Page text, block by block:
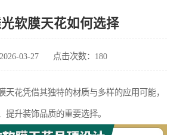
软膜天花如何选择
03-27 点击次数：180
天花凭借其独特的材质与多样的应用可能，
提升装饰品质的重要选择。